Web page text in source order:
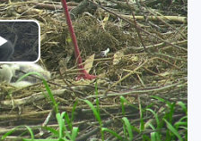
Play
Video